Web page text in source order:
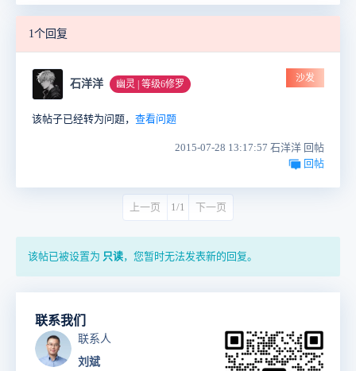
1个回复
石洋洋 幽灵 | 等级6修罗
沙发
该帖子已经转为问题， 查看问题
2015-07-28 13:17:57 石洋洋 回帖
回帖
上一页 1/1 下一页
该帖已被设置为 只读，您暂时无法发表新的回复。
联系我们
联系人
刘斌